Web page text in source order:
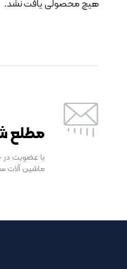
هیچ محصولی یافت نشد.
مطلع
با عضویت در
ماشین آلات